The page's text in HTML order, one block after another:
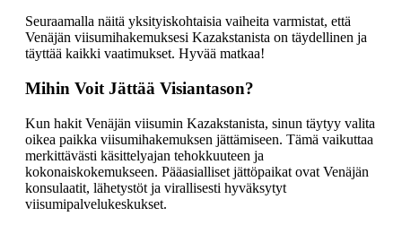
Seuraamalla näitä yksityiskohtaisia vaiheita varmistat, että
Venäjän viisumihakemuksesi Kazakstanista on täydellinen ja
täyttää kaikki vaatimukset. Hyvää matkaa!
Mihin Voit Jättää Visiantason?
Kun hakit Venäjän viisumin Kazakstanista, sinun täytyy valita
oikea paikka viisumihakemuksen jättämiseen. Tämä vaikuttaa
merkittävästi käsittelyajan tehokkuuteen ja
kokonaiskokemukseen. Pääasialliset jättöpaikat ovat Venäjän
konsulaatit, lähetystöt ja virallisesti hyväksytyt
viisumipalvelukeskukset.